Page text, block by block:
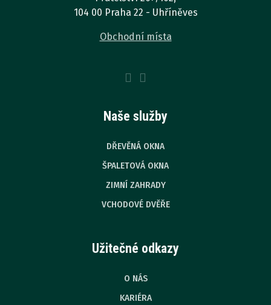
104 00 Praha 22 - Uhříněves
Obchodní místa
Naše služby
DŘEVĚNÁ OKNA
ŠPALETOVÁ OKNA
ZIMNÍ ZAHRADY
VCHODOVÉ DVĚŘE
Užitečné odkazy
O NÁS
KARIÉRA